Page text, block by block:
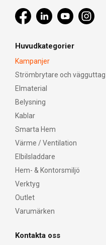
Huvudkategorier
Kampanjer
Strömbrytare och vägguttag
Elmaterial
Belysning
Kablar
Smarta Hem
Värme / Ventilation
Elbilsladdare
Hem- & Kontorsmiljö
Verktyg
Outlet
Varumärken
Kontakta oss